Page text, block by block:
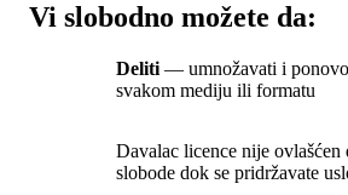
Vi slobodno možete da:
Deliti — umnožavati i
svakom mediju ili formatu
Davalac licence nije ovlašćen
slobode dok se pridržavate